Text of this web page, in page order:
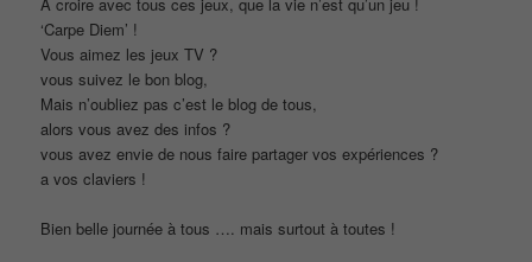
‘Carpe Diem’ !
Vous aimez les jeux TV ?
vous suivez le bon blog,
Mais n’oubliez pas c’est le blog de tous,
alors vous avez des infos ?
vous avez envie de nous faire partager vos expériences ?
a vos claviers !
Bien belle journée à tous …. mais surtout à toutes !